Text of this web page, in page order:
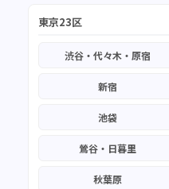
東京23区
渋谷・代々木・原宿
新宿
池袋
鶯谷・日暮里
秋葉原